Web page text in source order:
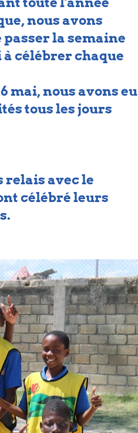
nous avons
passer la semaine
à célébrer chaque
mai, nous avons eu
tous les jours
relais avec le
célébré leurs